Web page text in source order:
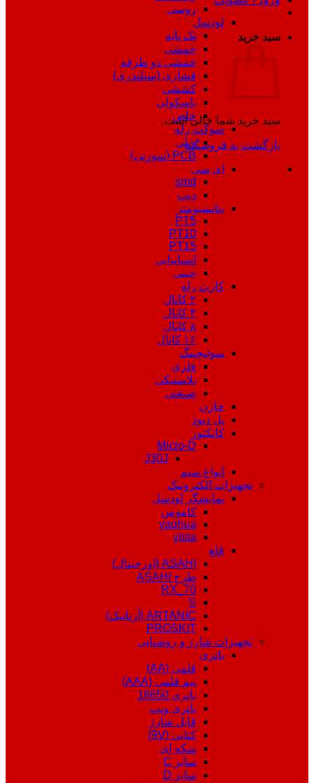
سبد خرید
سبد خرید شما خالی است.
بازگشت به فروشگاه
روسی
لودسل
تک پایه
خمشی
خمشی دو طرفه
فشاری (سیلندری)
کششی
باسکولی
خاص
سوکت رله
ریلی
PCB (سوزنی)
ای سی
smd
دیپ
پتانسیومتر
PT5
PT10
PT15
اسپانیایی
چینی
کارت رله
۲ کانال
۴ کانال
۸ کانال
۱۶ کانال
سوئیچینگ
فلزی
پلاستیکی
صنعتی
خازن
پل دیود
کانکتور
Micro-D
J30J
انواع سیم
تجهیزات الکترونیک
نمایشگر لودسل
کاموس
yaohua
vista
قلع
ASAHI (اورجینال)
طرح ASAHI
RX_70
S
ARTANIC (آرتانیک)
PROSKIT
تجهیزات شارژ و روشنایی
باتری
قلمی (AA)
نیم قلمی (AAA)
باتری 18650
باتری ویپ
قابل شارژ
کتابی (9V)
سکه ای
سایز C
سایز D